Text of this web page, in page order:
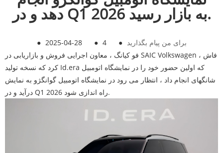
دهد و در Q1 2026 به بازار رسید.
● 2025-04-28 ● 4 ● برای من پیام بگذارید
فو کیانگ ، معاون اجرایی فروش و بازاریابی در SAIC Volkswagen ، فاش
کرد که نسخه تولید Id.era که اولین حضور خود را در نمایشگاه اتومبیل
شانگهای انجام داد ، انتظار می رود در نمایشگاه اتومبیل گوانگژو به نمایش
درآید و در Q1 2026 راه اندازی شود.